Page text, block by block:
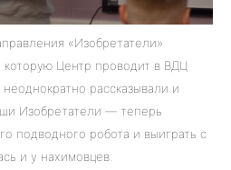
«Изобретатели»
, которую Центр проводит в ВДЦ
рассказывали и
Изобретатели — теперь
подводного робота и выиграть с
и у нахимовцев.